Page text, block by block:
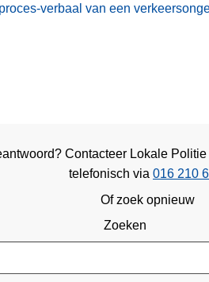
verbaal van een
Contacteer Lokale Politie
telefonisch via 016 210
Of zoek opnieuw
Zoeken